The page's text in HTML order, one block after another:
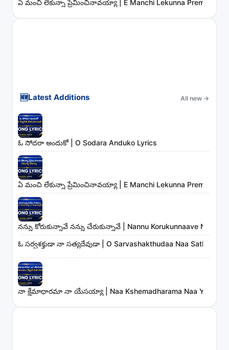
ఏ మంచి లేకున్నా ప్రేమించినావయ్యా | E Manchi Lekunna
🆕Latest Additions All new →
ఓ సోదరా అందుకో | O Sodara Anduko Lyrics
ఏ మంచి లేకున్నా ప్రేమించినావయ్యా | E Manchi Lekunna
నన్ను కోరుకున్నావే నన్ను చేరుకున్నావే | Nannu Korukunnaave Nannu
ఓ సర్వశక్తుడా నా సత్యదేవుడా | O Sarvashakthudaa Naa
నా క్షేమాధారమా నా యేసయ్యా | Naa Kshemadharama Naa Yesayya